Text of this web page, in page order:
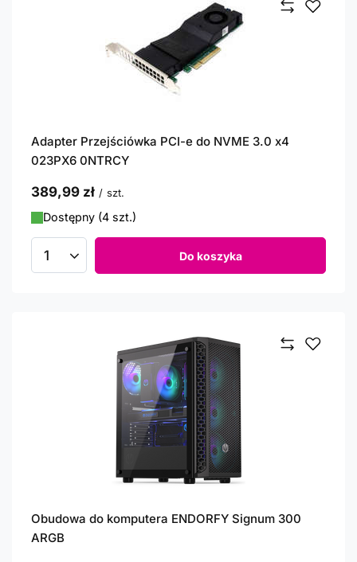
Adapter Przejściówka PCI-e do NVME 3.0 x4
023PX6 0NTRCY
389,99 zł / szt.
Dostępny (4 szt.)
Ilość produktów Do koszyka
Obudowa do komputera ENDORFY Signum 300
ARGB